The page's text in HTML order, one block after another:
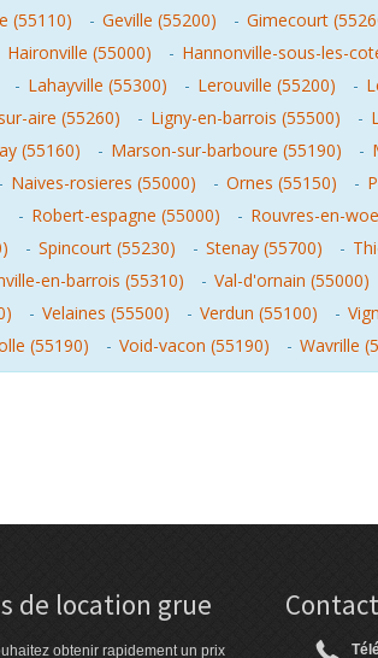
(55110) - Geville (55200) - Gimecourt
Haironville (55000) - Hannonville-sous-les-
- Lahayville (55300) - Lerouville (55200) -
aire (55260) - Ligny-en-barrois (55500) -
(55160) - Marson-sur-barboure (55190) -
- Naives-rosieres (55000) - Ornes (55150) -
- Robert-espagne (55000) - Rouvres-en-
- Spincourt (55230) - Stenay (55700) -
en-barrois (55310) - Val-d'ornain (55000)
- Velaines (55500) - Verdun (55100) -
(55190) - Void-vacon (55190) - Wavrille
de location grue
obtenir rapidement un prix